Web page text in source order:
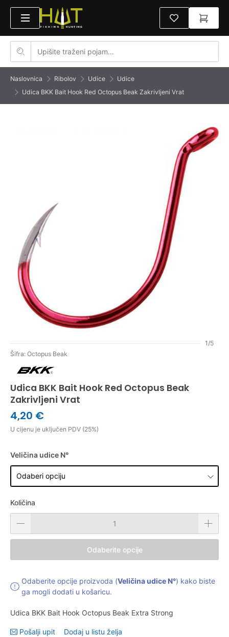
Naslovnica Ribolov Udice
Udice
Udica BKK Bait Hook Red Octopus Beak Zakrivljeni Vrat
1/5
Šifra: Octopus Beak
Udica BKK Bait Hook Red Octopus Beak
Zakrivljeni Vrat
4,20 €
U cijenu je uključen PDV (25%)
Veličina udice N°
Količina
Odaberite opcije
Odaberite opcije proizvoda (Veličina udice N°) kako biste
ga mogli dodati u košaricu.
Udica BKK Bait Hook Octopus Beak Extra Strong
Pošalji upit Dodaj u listu želja